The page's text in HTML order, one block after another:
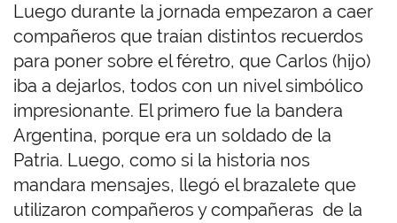
Luego durante la jornada empezaron a caer
compañeros que traían distintos recuerdos
para poner sobre el féretro, que Carlos (hijo)
iba a dejarlos, todos con un nivel simbólico
impresionante. El primero fue la bandera
Argentina, porque era un soldado de la
Patria. Luego, como si la historia nos
mandara mensajes, llegó el brazalete que
utilizaron compañeros y compañeras de la